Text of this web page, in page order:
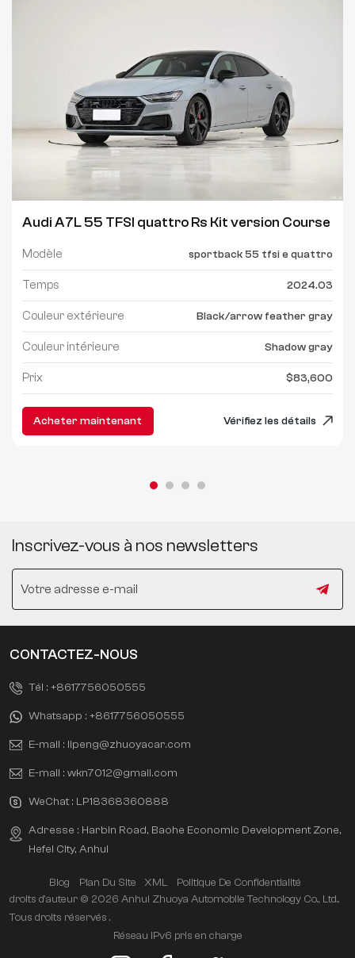
Audi A7L 55 TFSI quattro Rs Kit version Course
Modèle sportback 55 tfsi e quattro
Temps 2024.03
Couleur extérieure Black/arrow feather gray
Couleur intérieure Shadow gray
Prix $83,600
Acheter maintenant Vérifiez les détails
Inscrivez-vous à nos newsletters
CONTACTEZ-NOUS
Tél : +8617756050555
Whatsapp : +8617756050555
E-mail : lipeng@zhuoyacar.com
E-mail : wkn7012@gmail.com
WeChat : LP18368360888
Adresse : Harbin Road, Baohe Economic Development Zone,
Hefei City, Anhui
Blog Plan Du Site XML
Politique De Confidentialité
droits d'auteur © 2026 Anhui Zhuoya Automobile Technology Co., Ltd..
Tous droits réservés .
Réseau IPv6 pris en charge